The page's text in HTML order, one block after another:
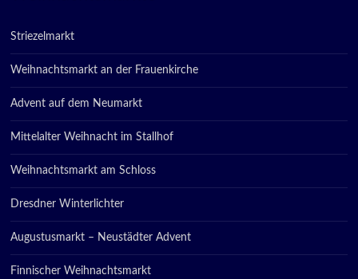
Striezelmarkt
Weihnachtsmarkt an der Frauenkirche
Advent auf dem Neumarkt
Mittelalter Weihnacht im Stallhof
Weihnachtsmarkt am Schloss
Dresdner Winterlichter
Augustusmarkt – Neustädter Advent
Finnischer Weihnachtsmarkt